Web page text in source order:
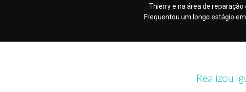
Thierry e na área de reparação
Frequentou um longo estágio
Realizou